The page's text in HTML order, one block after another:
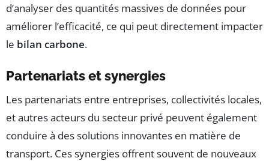
d’analyser des quantités massives de données pour
améliorer l’efficacité, ce qui peut directement impacter
le bilan carbone.
Partenariats et synergies
Les partenariats entre entreprises, collectivités locales,
et autres acteurs du secteur privé peuvent également
conduire à des solutions innovantes en matière de
transport. Ces synergies offrent souvent de nouveaux